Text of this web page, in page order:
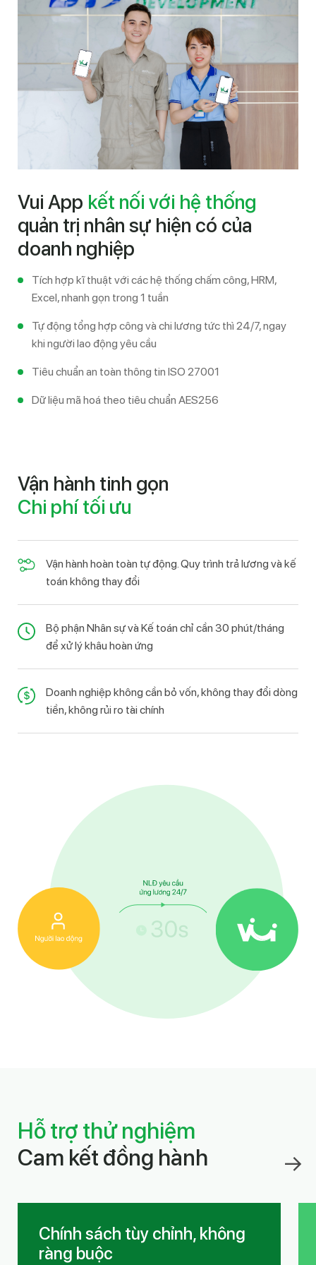
Vui App kết nối với hệ thống
quản trị nhân sự hiện có của
doanh nghiệp
Tích hợp kĩ thuật với các hệ thống chấm công, HRM,
Excel, nhanh gọn trong 1 tuần
Tự động tổng hợp công và chi lương tức thì 24/7, ngay
khi người lao động yêu cầu
Tiêu chuẩn an toàn thông tin ISO 27001
Dữ liệu mã hoá theo tiêu chuẩn AES256
Vận hành tinh gọn
Chi phí tối ưu
Vận hành hoàn toàn tự động. Quy trình trả lương và kế
toán không thay đổi
Bộ phận Nhân sự và Kế toán chỉ cần 30 phút/tháng
để xử lý khâu hoàn ứng
Doanh nghiệp không cần bỏ vốn, không thay đổi dòng
tiền, không rủi ro tài chính
Hỗ trợ thử nghiệm
Cam kết đồng hành
Chính sách tùy chỉnh, không
ràng buộc